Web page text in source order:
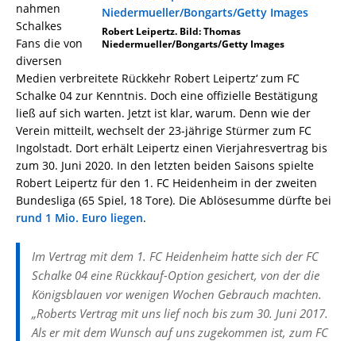
Robert Leipertz. Bild: Thomas
Niedermueller/Bongarts/Getty Images
nahmen
Schalkes
Fans die von
diversen
Medien verbreitete Rückkehr Robert Leipertz‘ zum FC
Schalke 04 zur Kenntnis. Doch eine offizielle Bestätigung
ließ auf sich warten. Jetzt ist klar, warum. Denn wie der
Verein mitteilt, wechselt der 23-jährige Stürmer zum FC
Ingolstadt. Dort erhält Leipertz einen Vierjahresvertrag bis
zum 30. Juni 2020. In den letzten beiden Saisons spielte
Robert Leipertz für den 1. FC Heidenheim in der zweiten
Bundesliga (65 Spiel, 18 Tore). Die Ablösesumme dürfte bei
rund 1 Mio. Euro liegen.
Im Vertrag mit dem 1. FC Heidenheim hatte sich der FC
Schalke 04 eine Rückkauf-Option gesichert, von der die
Königsblauen vor wenigen Wochen Gebrauch machten.
„Roberts Vertrag mit uns lief noch bis zum 30. Juni 2017.
Als er mit dem Wunsch auf uns zugekommen ist, zum FC